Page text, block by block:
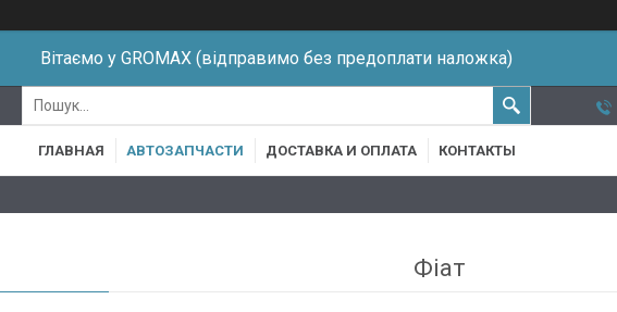
Вітаємо у GROMAX (відправимо без предоплати наложка)
ГЛАВНАЯ АВТОЗАПЧАСТИ ДОСТАВКА И ОПЛАТА КОНТАКТЫ
Фіат